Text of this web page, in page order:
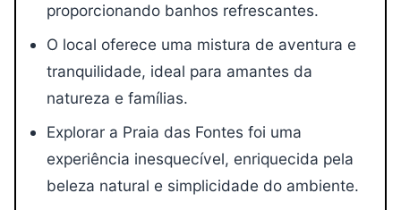
proporcionando banhos refrescantes.
O local oferece uma mistura de aventura e
tranquilidade, ideal para amantes da
natureza e famílias.
Explorar a Praia das Fontes foi uma
experiência inesquecível, enriquecida pela
beleza natural e simplicidade do ambiente.